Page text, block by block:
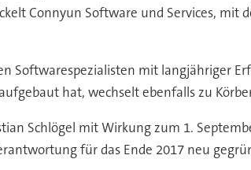
Connyun Software und Services,
Softwarespezialisten mit langjähriger
hat, wechselt ebenfalls zu
Schlögel mit Wirkung zum 1.
für das Ende 2017 neu